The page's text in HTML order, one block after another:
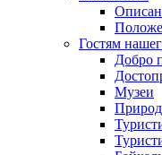
Гостям
Добро
Музеи